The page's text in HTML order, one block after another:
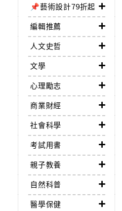
📌藝術設計79折起
編輯推薦
人文史哲
文學
心理勵志
商業財經
社會科學
考試用書
親子教養
自然科普
醫學保健